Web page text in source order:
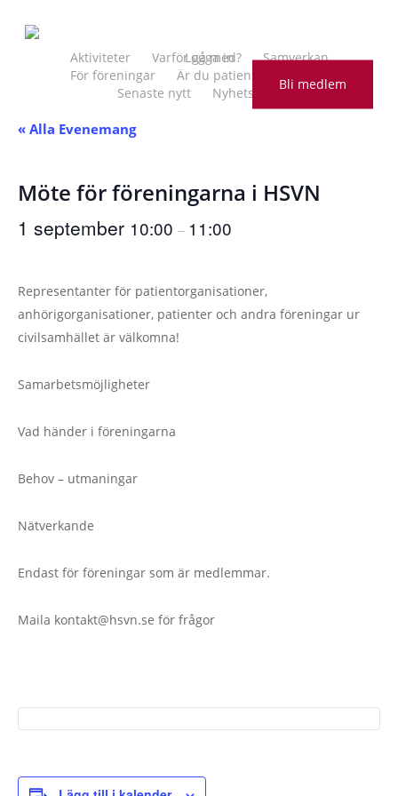
Aktiviteter Varför gå med?
Samverkan
För föreningar
Är du patient?
Kontakt
Senaste nytt
Nyhetsbrev
Logga in
Bli medlem
« Alla Evenemang
Möte för föreningarna i HSVN
1 september 10:00 – 11:00
Representanter för patientorganisationer,
anhörigorganisationer, patienter och andra föreningar ur
civilsamhället är välkomna!
Samarbetsmöjligheter
Vad händer i föreningarna
Behov – utmaningar
Nätverkande
Endast för föreningar som är medlemmar.
Maila kontakt@hsvn.se för frågor